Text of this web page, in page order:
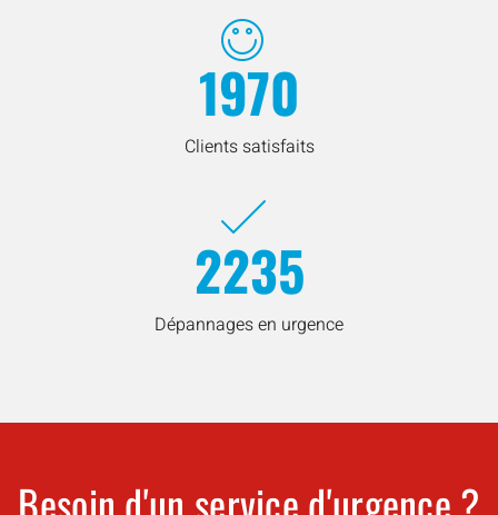
1970
Clients satisfaits
2235
Dépannages en urgence